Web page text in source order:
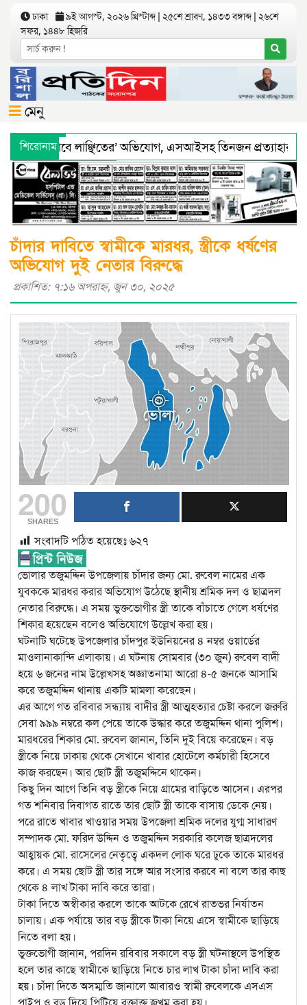
ঢাকা
৯ই আগস্ট, ২০২৬ খ্রিস্টাব্দ | ২৫শে শ্রাবণ, ১৪৩৩ বঙ্গাব্দ | ২৬শে
সফর, ১৪৪৮ হিজরি
মেনু
শিরোনাম
লাঞ্ছিতের’ অভিযোগ, এসআইসহ তিনজন প্রত্যাহার
মহাপরিচালকের হুশিয়ারী
বরিশালে শ্রমিকদের
চাঁদার দাবিতে স্বামীকে মারধর, স্ত্রীকে ধর্ষণের
অভিযোগ দুই নেতার বিরুদ্ধে
প্রকাশিত: ৭:১৬ অপরাহ্ণ, জুন ৩০, ২০২৫
200
SHARES
সংবাদটি পঠিত হয়েছেঃ ৬২৭
ভোলার তজুমদ্দিন উপজেলায় চাঁদার জন্য মো. রুবেল নামের এক
যুবককে মারধর করার অভিযোগ উঠেছে স্থানীয় শ্রমিক দল ও ছাত্রদল
নেতার বিরুদ্ধে। এ সময় ভুক্তভোগীর স্ত্রী তাকে বাঁচাতে গেলে ধর্ষণের
শিকার হয়েছেন বলেও অভিযোগে উল্লেখ করা হয়।
ঘটনাটি ঘটেছে উপজেলার চাঁদপুর ইউনিয়নের ৪ নম্বর ওয়ার্ডের
মাওলানাকান্দি এলাকায়। এ ঘটনায় সোমবার (৩০ জুন) রুবেল বাদী
হয়ে ৬ জনের নাম উল্লেখসহ অজ্ঞাতনামা আরো ৪-৫ জনকে আসামি
করে তজুমদ্দিন থানায় একটি মামলা করেছেন।
এর আগে গত রবিবার সন্ধ্যায় বাদীর স্ত্রী আত্মহত্যার চেষ্টা করলে জরুরি
সেবা ৯৯৯ নম্বরে কল পেয়ে তাকে উদ্ধার করে তজুমদ্দিন থানা পুলিশ।
মারধরের শিকার মো. রুবেল জানান, তিনি দুই বিয়ে করেছেন। বড়
স্ত্রীকে নিয়ে ঢাকায় থেকে সেখানে খাবার হোটেলে কর্মচারী হিসেবে
কাজ করছেন। আর ছোট স্ত্রী তজুমদ্দিনে থাকেন।
কিছু দিন আগে তিনি বড় স্ত্রীকে নিয়ে গ্রামের বাড়িতে আসেন। এরপর
গত শনিবার দিবাগত রাতে তার ছোট স্ত্রী তাকে বাসায় ডেকে নেয়।
পরে রাতে খাবার খাওয়ার সময় উপজেলা শ্রমিক দলের যুগ্ম সাধারণ
সম্পাদক মো. ফরিদ উদ্দিন ও তজুমদ্দিন সরকারি কলেজ ছাত্রদলের
আহ্বায়ক মো. রাসেলের নেতৃত্বে একদল লোক ঘরে ঢুকে তাকে মারধর
করে। এ সময় ছোট স্ত্রী তার সঙ্গে আর সংসার করবে না বলে তার কাছ
থেকে ৪ লাখ টাকা দাবি করে তারা।
টাকা দিতে অস্বীকার করলে তাকে আটকে রেখে রাতভর নির্যাতন
চালায়। এক পর্যায়ে তার বড় স্ত্রীকে টাকা নিয়ে এসে স্বামীকে ছাড়িয়ে
নিতে বলা হয়।
ভুক্তভোগী জানান, পরদিন রবিবার সকালে বড় স্ত্রী ঘটনাস্থলে উপস্থিত
হলে তার কাছে স্বামীকে ছাড়িয়ে নিতে চার লাখ টাকা চাঁদা দাবি করা
হয়। চাঁদা দিতে অসম্মতি জানালে আবারও স্বামী রুবেলকে এসএস